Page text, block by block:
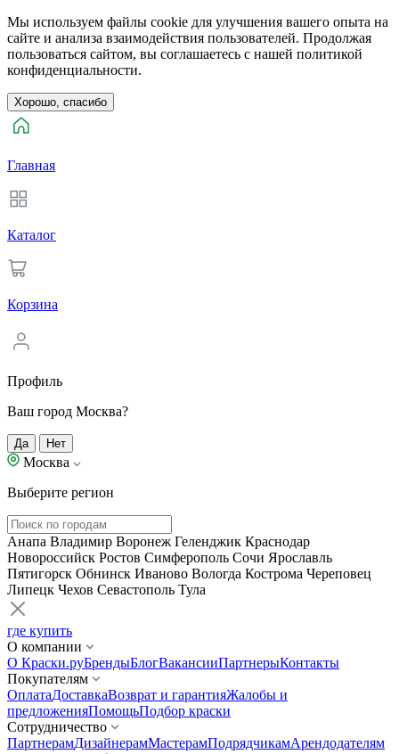
Мы используем файлы cookie для улучшения вашего опыта на
сайте и анализа взаимодействия пользователей. Продолжая
пользоваться сайтом, вы соглашаетесь с нашей политикой
конфиденциальности.
Хорошо, спасибо
Главная
Каталог
Корзина
Профиль
Ваш город Москва?
Да Нет
Москва
Выберите регион
Анапа Владимир Воронеж Геленджик Краснодар
Новороссийск Ростов Симферополь Сочи Ярославль
Пятигорск Обнинск Иваново Вологда Кострома Череповец
Липецк Чехов Севастополь Тула
где купить
О компании
О Краски.руБрендыБлогВакансииПартнерыКонтакты
Покупателям
ОплатаДоставкаВозврат и гарантияЖалобы и
предложенияПомощьПодбор краски
Сотрудничество
ПартнерамДизайнерамМастерамПодрядчикамАрендодателям